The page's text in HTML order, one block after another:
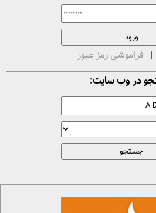
| فراموشی رمز عبور
در وب سایت: